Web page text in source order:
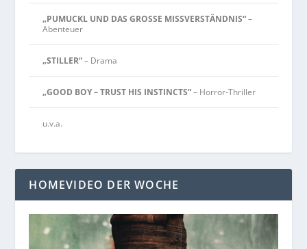
„PUMUCKL UND DAS GROSSE MISSVERSTÄNDNIS“–
Abenteuer
„STILLER“– Drama
„GOOD BOY – TRUST HIS INSTINCTS“– Horror-Thriller
u.v.a.
HOMEVIDEO DER WOCHE